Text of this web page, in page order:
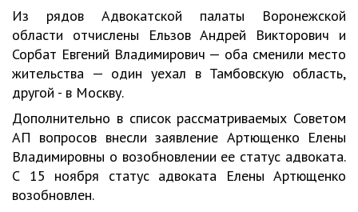
Из рядов Адвокатской палаты Воронежской
области отчислены Ельзов Андрей Викторович и
Сорбат Евгений Владимирович — оба сменили место
жительства — один уехал в Тамбовскую область,
другой - в Москву.
Дополнительно в список рассматриваемых Советом
АП вопросов внесли заявление Артющенко Елены
Владимировны о возобновлении ее статус адвоката.
С 15 ноября статус адвоката Елены Артющенко
возобновлен.